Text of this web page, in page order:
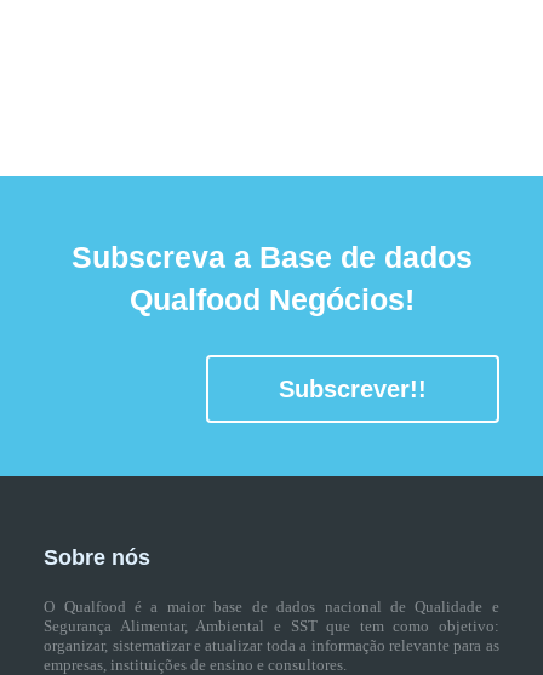
Subscreva a Base de dados
Qualfood Negócios!
Subscrever!!
Sobre nós
O Qualfood é a maior base de dados nacional de Qualidade e
Segurança Alimentar, Ambiental e SST que tem como objetivo:
organizar, sistematizar e atualizar toda a informação relevante para as
empresas, instituições de ensino e consultores.